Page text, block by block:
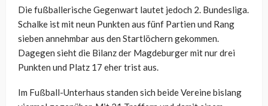
Die fußballerische Gegenwart lautet jedoch 2. Bundesliga.
Schalke ist mit neun Punkten aus fünf Partien und Rang
sieben annehmbar aus den Startlöchern gekommen.
Dagegen sieht die Bilanz der Magdeburger mit nur drei
Punkten und Platz 17 eher trist aus.
Im Fußball-Unterhaus standen sich beide Vereine bislang